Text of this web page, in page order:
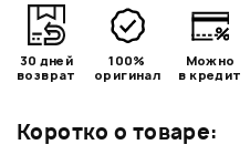
Коротко о товаре:
30 дней
возврат
100%
оригинал
Можно
в кредит